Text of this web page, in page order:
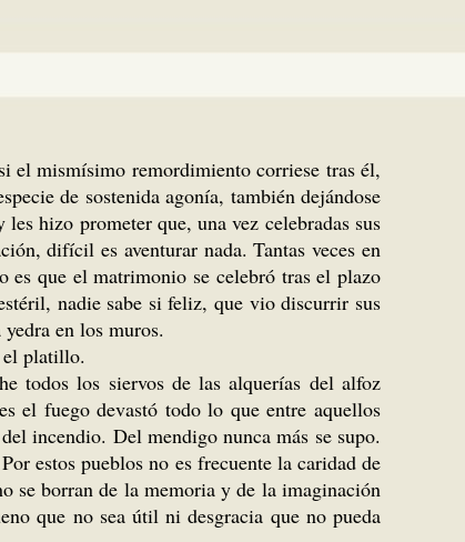
el mismísimo remordimiento corriese tras él,
de sostenida agonía, también dejándose
hizo prometer que, una vez celebradas sus
difícil es aventurar nada. Tantas veces en
es que el matrimonio se celebró tras el plazo
nadie sabe si feliz, que vio discurrir sus
en los muros.
el platillo.
todos los siervos de las alquerías del alfoz
el fuego devastó todo lo que entre aquellos
incendio. Del mendigo nunca más se supo.
estos pueblos no es frecuente la caridad de
se borran de la memoria y de la imaginación
que no sea útil ni desgracia que no pueda